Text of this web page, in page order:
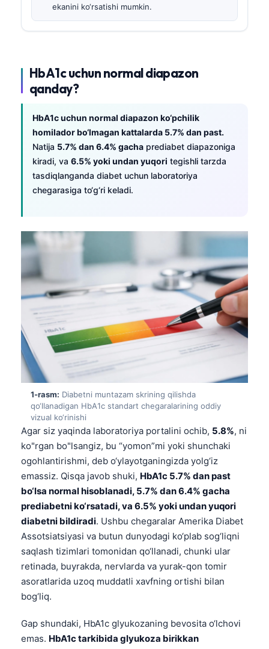
ekanini ko‘rsatishi mumkin.
HbA1c uchun normal diapazon
qanday?
HbA1c uchun normal diapazon ko‘pchilik
homilador bo‘lmagan kattalarda 5.7% dan past.
Natija 5.7% dan 6.4% gacha prediabet diapazoniga
kiradi, va 6.5% yoki undan yuqori tegishli tarzda
tasdiqlanganda diabet uchun laboratoriya
chegarasiga to‘g‘ri keladi.
1-rasm: Diabetni muntazam skrining qilishda
qo‘llanadigan HbA1c standart chegaralarining oddiy
vizual ko‘rinishi
Agar siz yaqinda laboratoriya portalini ochib, 5.8%, ni
ko"rgan bo"lsangiz, bu “yomon”mi yoki shunchaki
ogohlantirishmi, deb o‘ylayotganingizda yolg‘iz
emassiz. Qisqa javob shuki, HbA1c 5.7% dan past
bo‘lsa normal hisoblanadi, 5.7% dan 6.4% gacha
prediabetni ko‘rsatadi, va 6.5% yoki undan yuqori
diabetni bildiradi. Ushbu chegaralar Amerika Diabet
Assotsiatsiyasi va butun dunyodagi ko‘plab sog‘liqni
saqlash tizimlari tomonidan qo‘llanadi, chunki ular
retinada, buyrakda, nervlarda va yurak-qon tomir
asoratlarida uzoq muddatli xavfning ortishi bilan
bog‘liq.
Gap shundaki, HbA1c glyukozaning bevosita o‘lchovi
emas. HbA1c tarkibida glyukoza birikkan